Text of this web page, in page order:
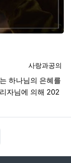
등록자
사랑과공의
하나님의 은혜를
자님에 의해 202